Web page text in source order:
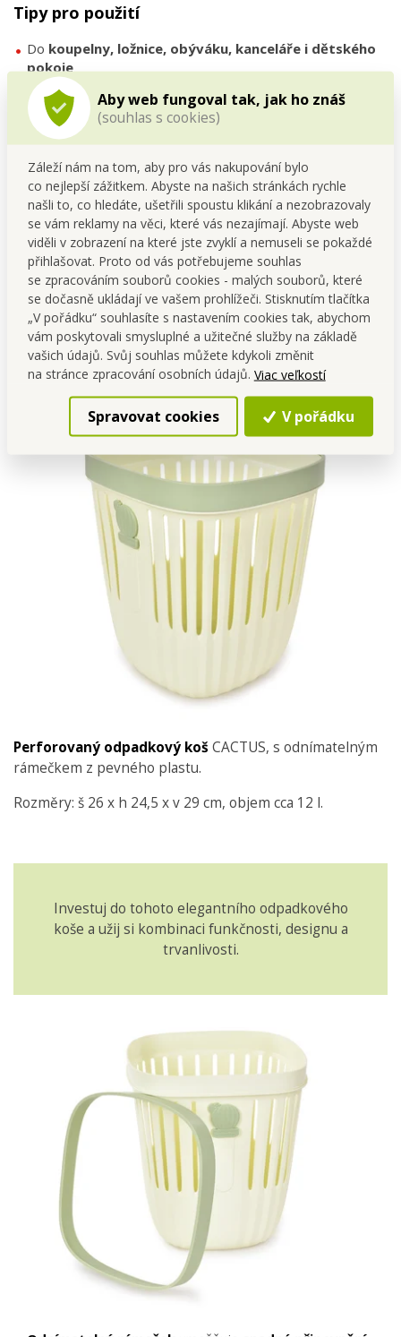
Aby web fungoval tak, jak ho znáš
(souhlas s cookies)
Záleží nám na tom, aby pro vás nakupování bylo
co nejlepší zážitkem. Abyste na našich stránkách rychle
našli to, co hledáte, ušetřili spoustu klikání a nezobrazovaly
se vám reklamy na věci, které vás nezajímají. Abyste web
viděli v zobrazení na které jste zvyklí a nemuseli se pokaždé
přihlašovat. Proto od vás potřebujeme souhlas
se zpracováním souborů cookies - malých souborů, které
se dočasně ukládají ve vašem prohlížeči. Stisknutím tlačítka
„V pořádku“ souhlasíte s nastavením cookies tak, abychom
vám poskytovali smysluplné a užitečné služby na základě
vašich údajů. Svůj souhlas můžete kdykoli změnit
na stránce zpracování osobních údajů. Viac veľkostí
Spravovat cookies V pořádku
Tipy pro použití
Do koupelny, ložnice, obýváku, kanceláře i dětského
pokoje
Nebo jako stylový koš na
odpad
Doporučujeme používat sigelitovými nebo
kompostovatelnými sáčky
FAQ – Často kladené otázky
1. Drží pytel pevně na svém místě?
Ano, díky odnímatelnému rámečku se pytel nevyvléká ani
nepadá dovnitř.
2. Hodí se do vlhkého prostředí?
Ano, plast je odolný – skvělý například i do koupelny.
3. Dá se koš použít bez pytle?
Ano, nicméně pro čistší používání doporučujeme vložit sáček.
Perforovaný odpadkový koš CACTUS, s odnímatelným
rámečkem z pevného plastu.
Rozměry: š 26 x h 24,5 x v 29 cm, objem cca 12 l.
Investuj do tohoto elegantního odpadkového
koše a užij si kombinaci funkčnosti, designu a
trvanlivosti.